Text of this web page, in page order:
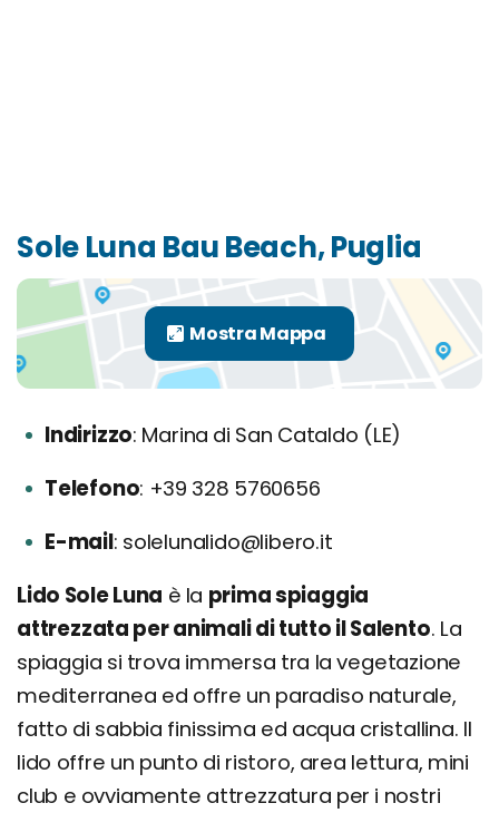
Sole Luna Bau Beach, Puglia
Indirizzo Marina di San Cataldo (LE)
Telefono +39 328 5760656
E-mail solelunalido@libero.it
Lido Sole Luna è la prima spiaggia
attrezzata per animali di tutto il Salento. La
spiaggia si trova immersa tra la vegetazione
mediterranea ed offre un paradiso naturale,
fatto di sabbia finissima ed acqua cristallina. Il
lido offre un punto di ristoro, area lettura, mini
club e ovviamente attrezzatura per i nostri